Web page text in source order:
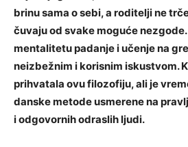
brinu sama o sebi, a roditelji ne
čuvaju od svake moguće
mentalitetu padanje i učenje na
neizbežnim i korisnim iskustvom.
prihvatala ovu filozofiju, ali je
danske metode usmerene na
i odgovornih odraslih ljudi.